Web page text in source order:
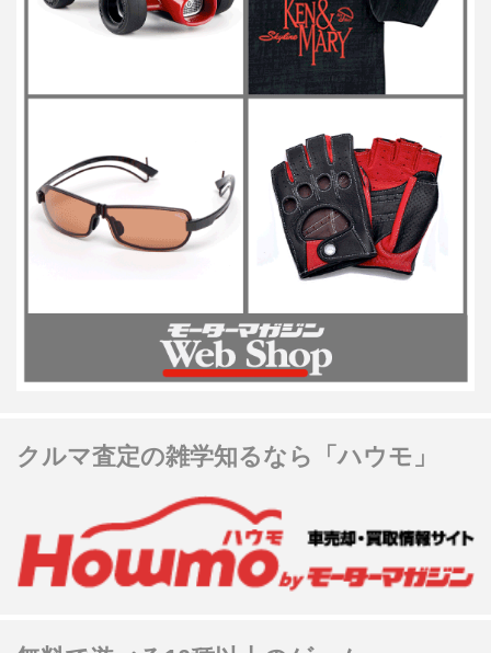
クルマ査定の雑学知るなら「ハウモ」